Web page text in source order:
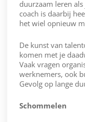
duurzaam leren
coach is daarbij
het wiel opnieuw
De kunst van
komen met je
Vaak vragen
werknemers, ook
Gevolg op lange
Schommelen